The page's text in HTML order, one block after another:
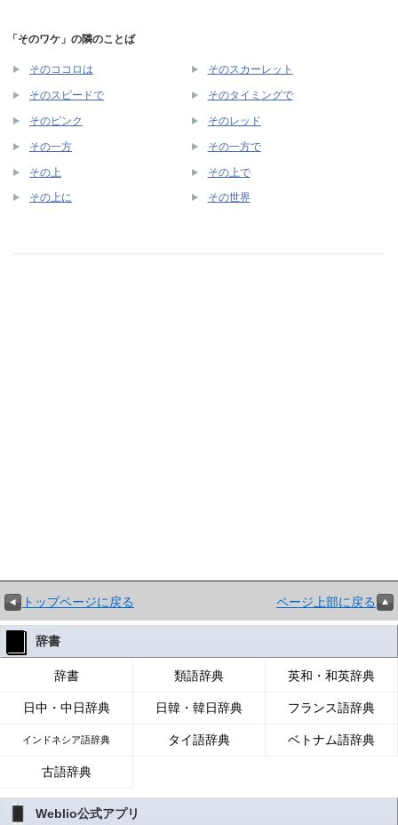
「そのワケ」の隣のことば
そのココロは そのスカーレット
そのスピードで そのタイミングで
そのピンク そのレッド
その一方 その一方で
その上 その上で
その上に その世界
トップページに戻る ページ上部に戻る
辞書
辞書 類語辞典 英和・和英辞典
日中・中日辞典 日韓・韓日辞典 フランス語辞典
インドネシア語辞典 タイ語辞典 ベトナム語辞典
古語辞典
Weblio公式アプリ